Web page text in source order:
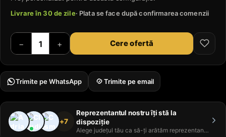
Livrare în 30 de zile· Plata se face după confirmarea comenzii
− + Cere ofertă
Trimite pe WhatsApp Trimite pe email
+7
Reprezentantul nostru îți stă la
dispoziție
Alege județul tău ca să-ți arătăm reprezentantul